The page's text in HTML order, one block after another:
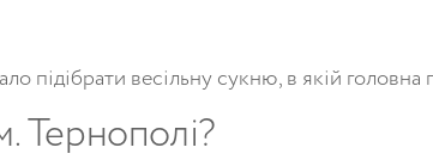
підібрати весільнусукню,в якій головна
.Тернополі?